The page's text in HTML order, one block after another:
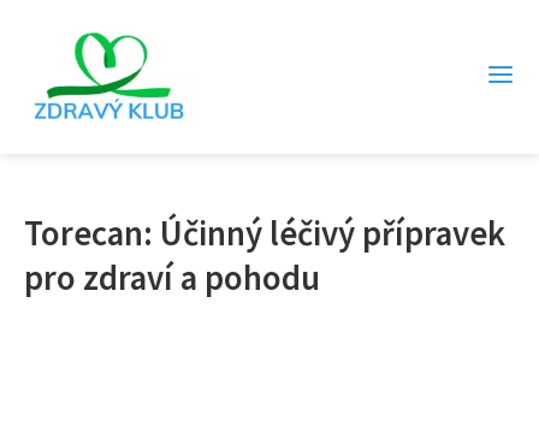
Torecan: Účinný léčivý přípravek
pro zdraví a pohodu